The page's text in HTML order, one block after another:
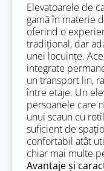
Elevatoarele de
gamă în materie
oferind o
tradițional, dar
unei locuințe.
integrate
un transport lin,
între etaje. Un
persoanele care
unui scaun cu
suficient de
confortabil atât
chiar mai multe
Avantaje și